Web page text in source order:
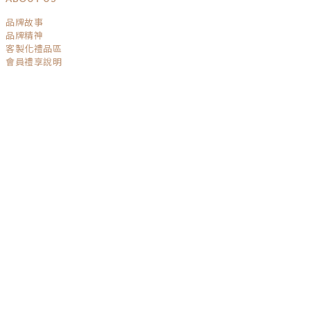
品牌故事
品牌精神
客製化禮品區
會員禮享說明